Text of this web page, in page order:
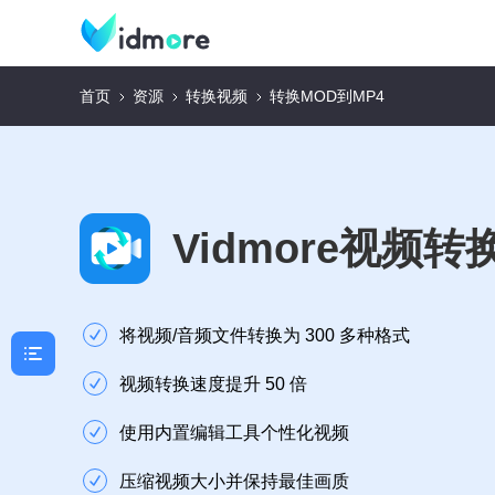
首页 资源 转换视频 转换MOD到MP4
Vidmore视频转
将视频/音频文件转换为 300 多种格式
视频转换速度提升 50 倍
使用内置编辑工具个性化视频
压缩视频大小并保持最佳画质